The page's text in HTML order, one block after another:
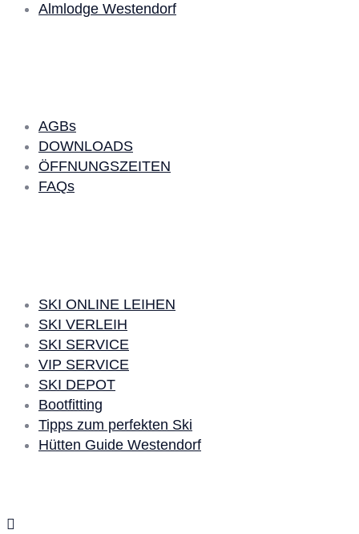
Almlodge Westendorf
AGBs
DOWNLOADS
ÖFFNUNGSZEITEN
FAQs
SKI ONLINE LEIHEN
SKI VERLEIH
SKI SERVICE
VIP SERVICE
SKI DEPOT
Bootfitting
Tipps zum perfekten Ski
Hütten Guide Westendorf